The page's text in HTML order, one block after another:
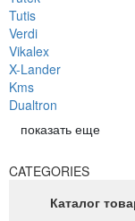
Tutis
Verdi
Vikalex
X-Lander
Kms
Dualtron
показать еще
CATEGORIES
Каталог